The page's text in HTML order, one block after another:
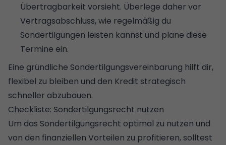
Übertragbarkeit vorsieht. Überlege daher vor
Vertragsabschluss, wie regelmäßig du
Sondertilgungen leisten kannst und plane diese
Termine ein.
Eine gründliche Sondertilgungsvereinbarung hilft dir,
flexibel zu bleiben und den Kredit strategisch
schneller abzubauen.
Checkliste: Sondertilgungsrecht nutzen
Um das Sondertilgungsrecht optimal zu nutzen und
von den finanziellen Vorteilen zu profitieren, solltest